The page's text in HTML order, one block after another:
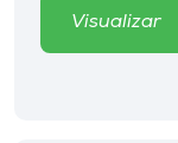
Visualizar